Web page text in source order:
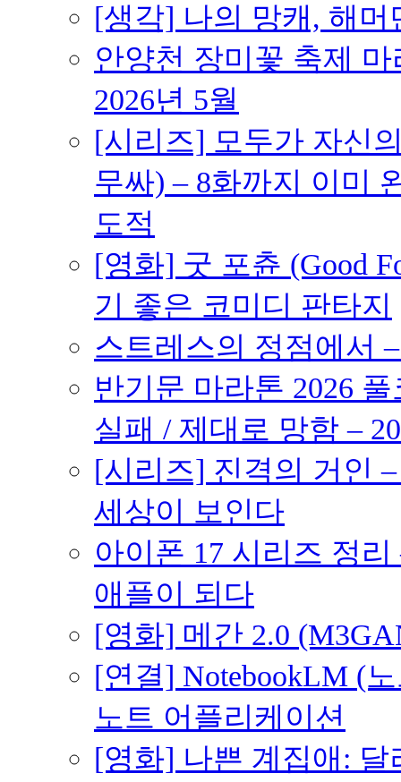
[생각] 나의 망캐, 해머
안양천 장미꽃 축제
2026년 5월
[시리즈] 모두가 자신
무싸) – 8화까지 이미
도적
[영화] 굿 포츈 (Good
기 좋은 코미디 판타지
스트레스의 정점에서
반기문 마라톤 2026
실패 / 제대로 망함 –
[시리즈] 진격의 거인
세상이 보인다
아이폰 17 시리즈 정
애플이 되다
[영화] 메간 2.0
[연결] NotebookLM (
노트 어플리케이션
[영화] 나쁜 계집애: